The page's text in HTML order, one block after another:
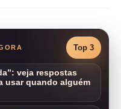
Top 3
veja respostas
usar quando alguém